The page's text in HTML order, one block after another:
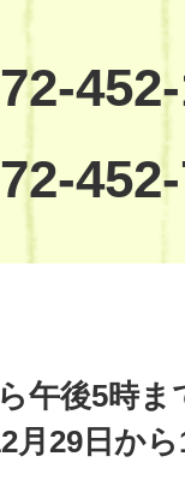
午後5時ま
月29日か